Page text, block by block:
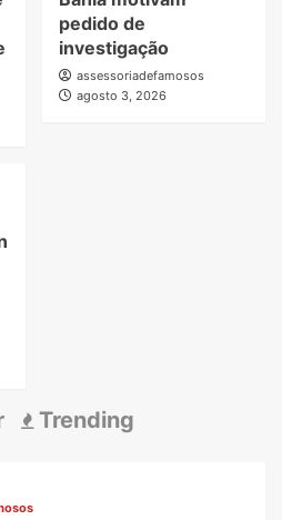
pedido de
investigação
assessoriadefamosos
agosto 3, 2026
Trending